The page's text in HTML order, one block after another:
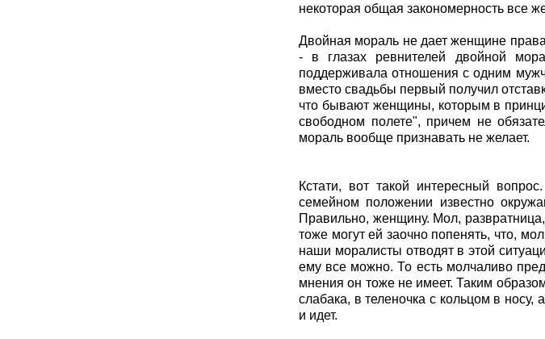
некоторая общая закономерность все
Двойная мораль не дает женщине
- в глазах ревнителей двойной
поддерживала отношения с одним
вместо свадьбы первый получил
что бывают женщины, которым в
свободном полете", причем не
мораль вообще признавать не желает.
Кстати, вот такой интересный
семейном положении известно
Правильно, женщину. Мол,
тоже могут ей заочно попенять, что,
наши моралисты отводят в этой
ему все можно. То есть молчаливо
мнения он тоже не имеет. Таким
слабака, в теленочка с кольцом в
и идет.